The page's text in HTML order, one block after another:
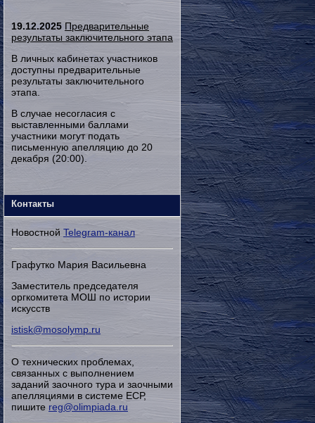
19.12.2025 Предварительные
результаты заключительного этапа
В личных кабинетах участников
доступны предварительные
результаты заключительного
этапа.
В случае несогласия с
выставленными баллами
участники могут подать
письменную апелляцию до 20
декабря (20:00).
Контакты
Новостной Telegram-канал
Графутко Мария Васильевна
Заместитель председателя
оргкомитета МОШ по истории
искусств
istisk@mosolymp.ru
О технических проблемах,
связанных с выполнением
заданий заочного тура и заочными
апелляциями в системе ЕСР,
пишите reg@olimpiada.ru